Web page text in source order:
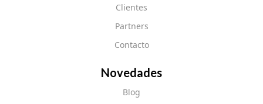
Clientes
Partners
Contacto
Novedades
Blog